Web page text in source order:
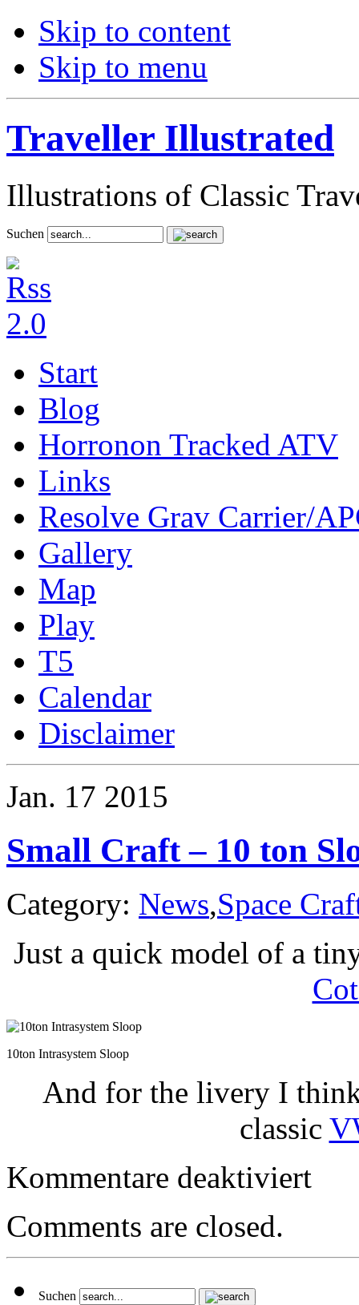
Skip to content
Skip to menu
Traveller Illustrated
Illustrations of Classic
Suchen
Start
Blog
Horronon Tracked ATV
Links
Resolve Grav Carrier/
Gallery
Map
Play
T5
Calendar
Disclaimer
Jan. 17 2015
Small Craft – 10 ton
Category: News,Space
Just a quick model of a
10ton Intrasystem Sloop
And for the livery I
classic
Kommentare deaktiviert
Comments are closed.
Suchen